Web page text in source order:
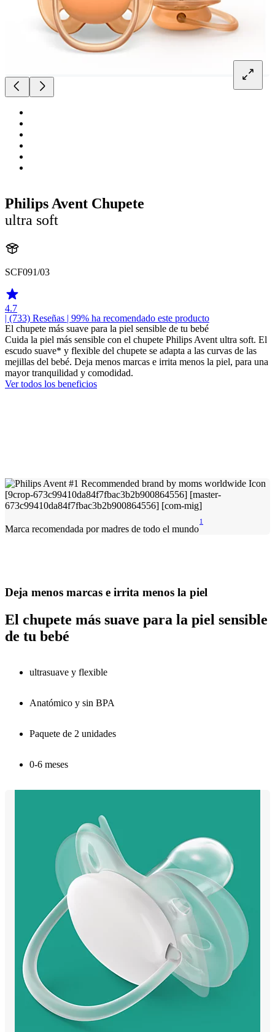
Philips Avent Chupete
ultra soft
SCF091/03
4.7
| (733) Reseñas | 99% ha recomendado este producto
El chupete más suave para la piel sensible de tu bebé
Cuida la piel más sensible con el chupete Philips Avent ultra soft. El
escudo suave* y flexible del chupete se adapta a las curvas de las
mejillas del bebé. Deja menos marcas e irrita menos la piel, para una
mayor tranquilidad y comodidad.
Ver todos los beneficios
Marca recomendada por madres de todo el mundo
1
Deja menos marcas e irrita menos la piel
El chupete más suave para la piel sensible
de tu bebé
ultrasuave y flexible
Anatómico y sin BPA
Paquete de 2 unidades
0-6 meses